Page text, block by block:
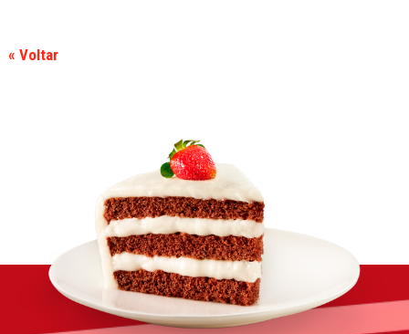
« Voltar